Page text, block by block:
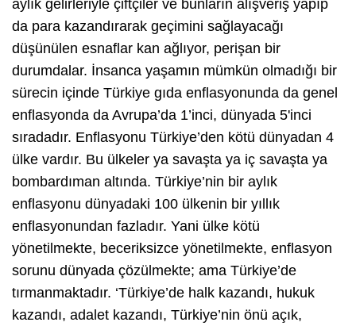
aylık gelirleriyle çiftçiler ve bunların alışveriş yapıp
da para kazandırarak geçimini sağlayacağı
düşünülen esnaflar kan ağlıyor, perişan bir
durumdalar. İnsanca yaşamın mümkün olmadığı bir
sürecin içinde Türkiye gıda enflasyonunda da genel
enflasyonda da Avrupa’da 1’inci, dünyada 5'inci
sıradadır. Enflasyonu Türkiye’den kötü dünyadan 4
ülke vardır. Bu ülkeler ya savaşta ya iç savaşta ya
bombardıman altında. Türkiye’nin bir aylık
enflasyonu dünyadaki 100 ülkenin bir yıllık
enflasyonundan fazladır. Yani ülke kötü
yönetilmekte, beceriksizce yönetilmekte, enflasyon
sorunu dünyada çözülmekte; ama Türkiye’de
tırmanmaktadır. ‘Türkiye’de halk kazandı, hukuk
kazandı, adalet kazandı, Türkiye’nin önü açık,